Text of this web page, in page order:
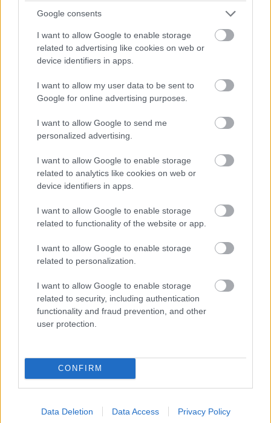
Google consents
I want to allow Google to enable storage
related to advertising like cookies on web or
device identifiers in apps.
I want to allow my user data to be sent to
Google for online advertising purposes.
I want to allow Google to send me
personalized advertising.
I want to allow Google to enable storage
related to analytics like cookies on web or
device identifiers in apps.
I want to allow Google to enable storage
related to functionality of the website or app.
I want to allow Google to enable storage
related to personalization.
I want to allow Google to enable storage
related to security, including authentication
functionality and fraud prevention, and other
user protection.
CONFIRM
Data Deletion Data Access Privacy Policy
Spielbergben ütötte fel a fejét, amikor mindkét autó kiesett
emiatt az első körökben. Ezért a Formula-1 új csapata a
Hungaroringre már új fékhűtő csatornával készült, de a
kanyarokkal tűzdelt mogyoródi pálya és a hőség ismét előhozta
a problémát, így Bottas kiállni kényszerült.
újítás ide vagy oda, nagyobb légáramlásra van szükség a
fékeknél, még ha extrém is volt a helyszín meg a hőmérséklet.
Bottas a konkrét gondokat is részletezte a Crash.net hasábjain:
„A fékek egyszerűen túlmelegednek, és eljutunk arra a pontra,
amikor belül minden elkezd égni. És ez nyilván mindent
tönkretesz. Tulajdonképpen a bevezető körömben teljesen
elszálltak a fékek, mert szerintem a fékvezetékek elégtek. Ezért
kellett a bokszbejárati fal mellett megállnom az autóval.”
Gellérfi Gergő
4 napja